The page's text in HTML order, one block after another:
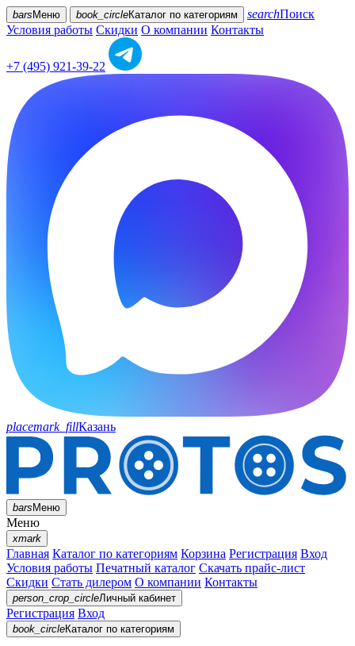
bars Меню book_circleКаталог по категориям searchПоиск
Условия работы Скидки О компании Контакты
+7 (495) 921-39-22
placemark_fillКазань
barsМеню
Меню
xmark
Главная Каталог по категориям Корзина Регистрация Вход
Условия работы Печатный каталог Скачать прайс-лист
Скидки Стать дилером О компании Контакты
person_crop_circleЛичный кабинет
Регистрация Вход
book_circleКаталог по категориям